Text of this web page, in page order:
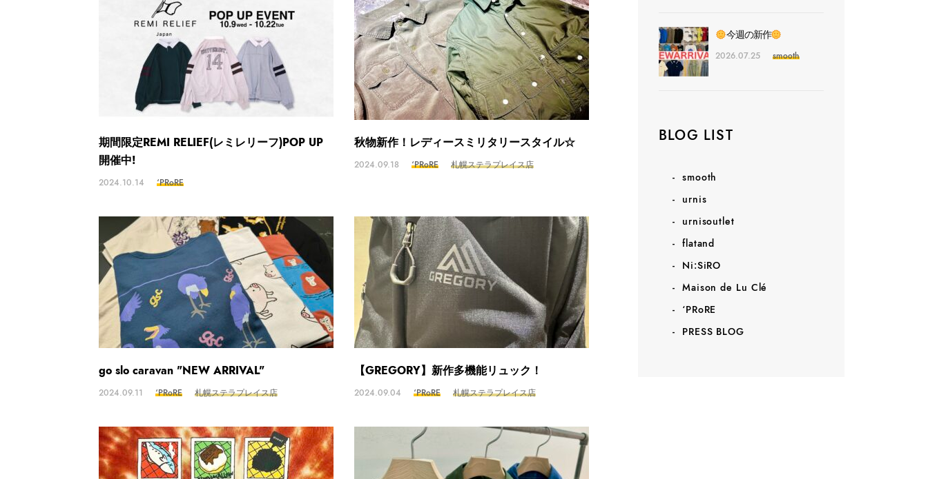
期間限定REMI RELIEF(レミレリーフ)POP UP
開催中!
2024.10.14 ‘PRoRE
秋物新作！レディースミリタリースタイル☆
2024.09.18 ‘PRoRE 札幌ステラプレイス店
go slo caravan "NEW ARRIVAL"
2024.09.11 ‘PRoRE 札幌ステラプレイス店
【GREGORY】新作多機能リュック！
2024.09.04 ‘PRoRE 札幌ステラプレイス店
今週の新作
2026.07.25 smooth
BLOG LIST
smooth
urnis
urnisoutlet
flatand
Ni:SiRO
Maison de Lu Clé
‘PRoRE
PRESS BLOG